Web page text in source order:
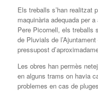
Els treballs s’han realitzat
maquinària adequada per
Pere Picornell, els treballs
de Pluvials de
pressupost
Les obres han permès
en alguns trams on havia
problemes en cas de